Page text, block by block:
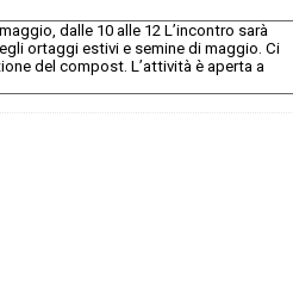
dalle 10 alle 12 L’incontro sarà
ortaggi estivi e semine di maggio. Ci
del compost. L’attività è aperta a